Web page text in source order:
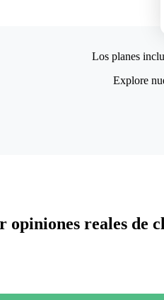
Los planes
Explore
opiniones reales de